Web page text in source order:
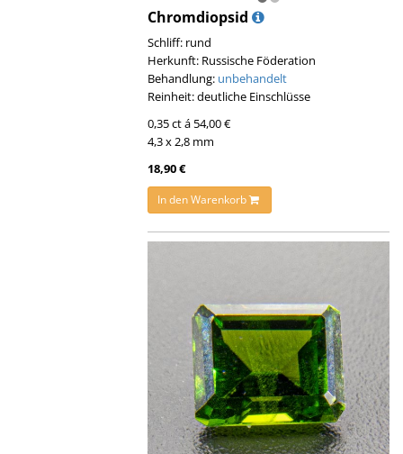
Chromdiopsid
Schliff: rund
Herkunft: Russische Föderation
Behandlung: unbehandelt
Reinheit: deutliche Einschlüsse
0,35 ct á 54,00 €
4,3 x 2,8 mm
18,90 €
In den Warenkorb